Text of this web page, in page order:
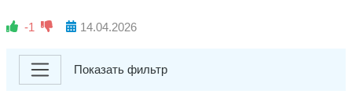
-1 14.04.2026
Показать фильтр